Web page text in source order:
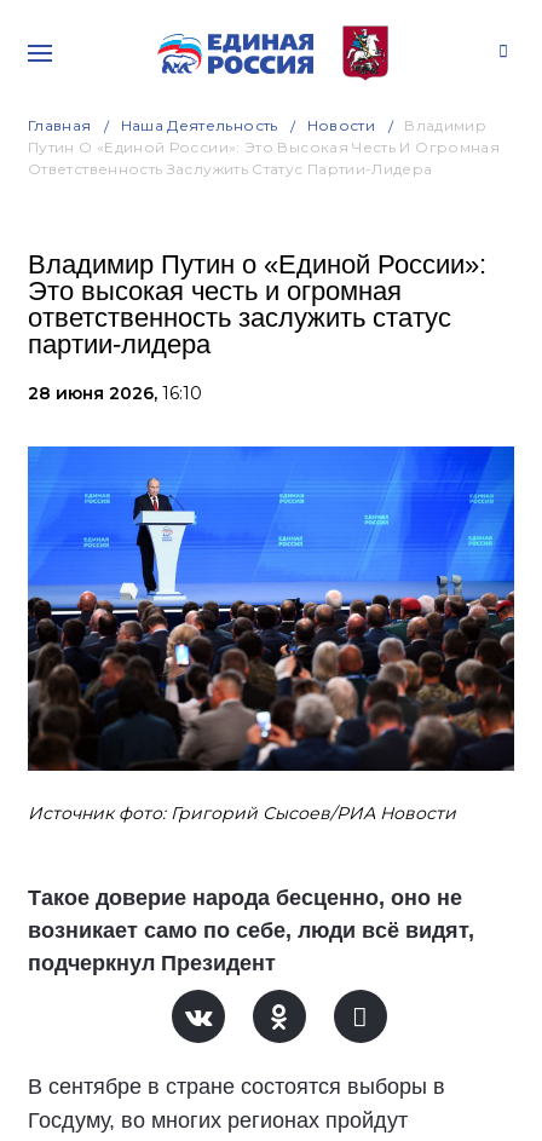
Главная Наша Деятельность Новости
Владимир
Путин О «Единой России»: Это Высокая Честь И Огромная
Ответственность Заслужить Статус Партии-Лидера
Владимир Путин о «Единой России»:
Это высокая честь и огромная
ответственность заслужить статус
партии-лидера
28 июня 2026, 16:10
Источник фото: Григорий Сысоев/РИА Новости
Такое доверие народа бесценно, оно не
возникает само по себе, люди всё видят,
подчеркнул Президент
В сентябре в стране состоятся выборы в
Госдуму, во многих регионах пройдут